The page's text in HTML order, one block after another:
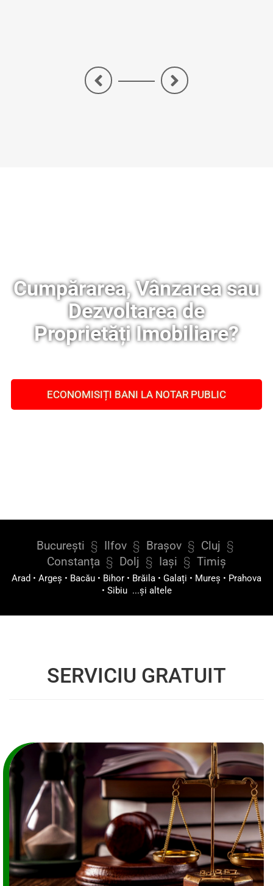
<
Cumpărarea, Vânzarea sau
Dezvoltarea de
Proprietăți Imobiliare?
ECONOMISIȚI BANI LA NOTAR PUBLIC
București § Ilfov§ Brașov§ Cluj §
Constanța § Dolj § Iași § Timiș
Arad • Argeș • Bacău • Bihor • Brăila • Galați • Mureș • Prahova
• Sibiu ...și altele
SERVICIU GRATUIT